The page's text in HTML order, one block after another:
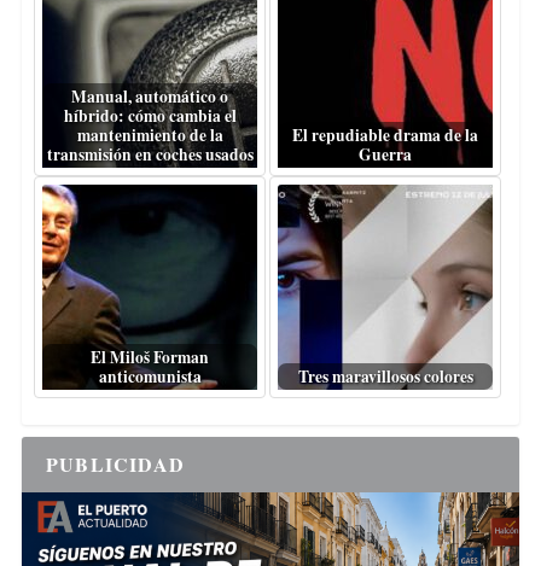
Manual, automático o
híbrido: cómo cambia el
mantenimiento de la
transmisión en coches usados
El repudiable drama de la
Guerra
El Miloš Forman
anticomunista
Tres maravillosos colores
PUBLICIDAD